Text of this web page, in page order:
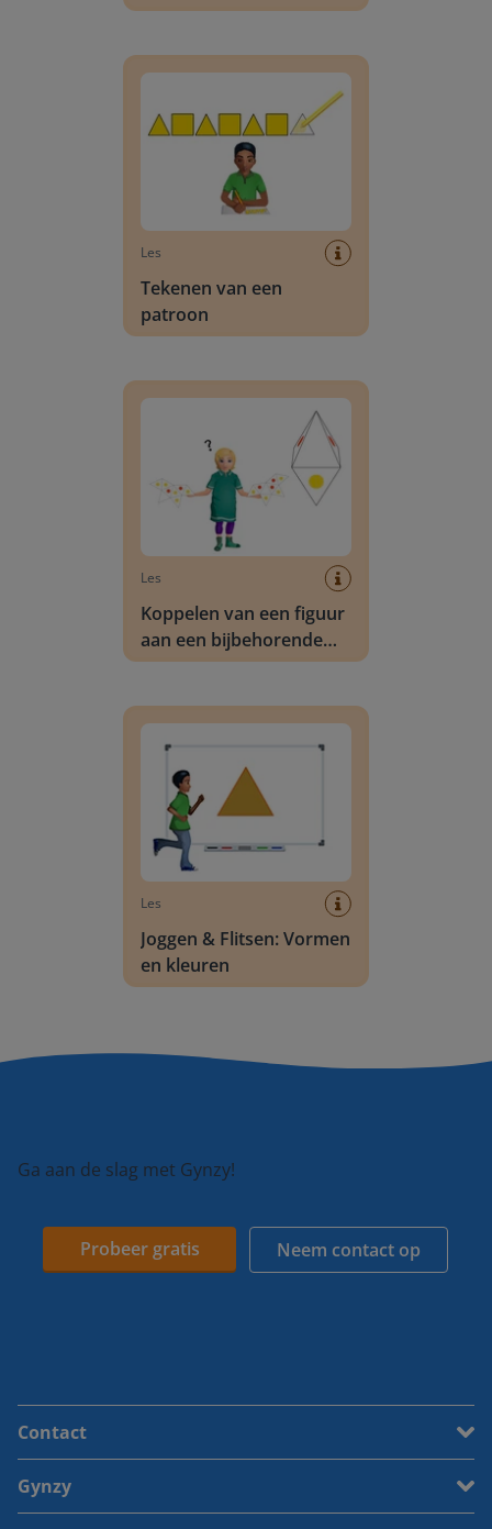
Les
Tekenen van een
patroon
Les
Koppelen van een figuur
aan een bijbehorende
uitslag
Les
Joggen & Flitsen: Vormen
en kleuren
Ga aan de slag met Gynzy!
Probeer gratis Neem contact op
Contact
Gynzy